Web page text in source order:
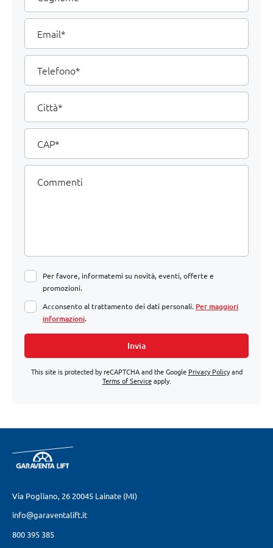
Email
Telefono
Città
CAP
Commenti
Per favore, informatemi su novità, eventi, offerte e
promozioni.
Acconsento al trattamento dei dati personali. Per maggiori
informazioni.
Invia
This site is protected by reCAPTCHA and the Google Privacy Policyand
Terms of Serviceapply.
Via Pogliano, 26 20045 Lainate (MI)
info@garaventalift.it
800 395 385